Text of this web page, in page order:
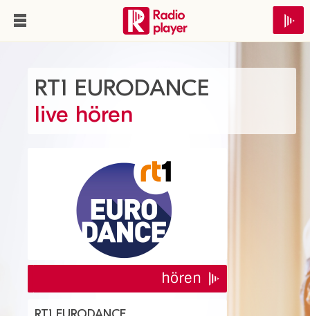
RT1 EURODANCE
live hören
hören